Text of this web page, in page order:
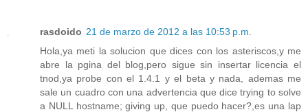
rasdoido 21 de marzo de 2012 a las 10:53 p.m.
Hola,ya meti la solucion que dices con los asteriscos,y me
abre la pgina del blog,pero sigue sin insertar licencia el
tnod,ya probe con el 1.4.1 y el beta y nada, ademas me
sale un cuadro con una advertencia que dice trying to solve
a NULL hostname; giving up, que puedo hacer?,es una lap